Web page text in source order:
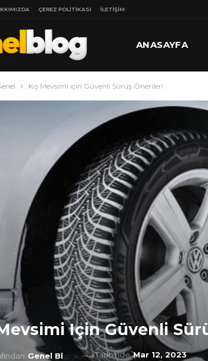
ÇEREZ POLITIKASI İLETIŞIM
ANASAYFA
Kış Mevsimi için Güvenli Sürüş Önerileri
Için Güvenli
Genel Blog TarihindeMar 12, 2023